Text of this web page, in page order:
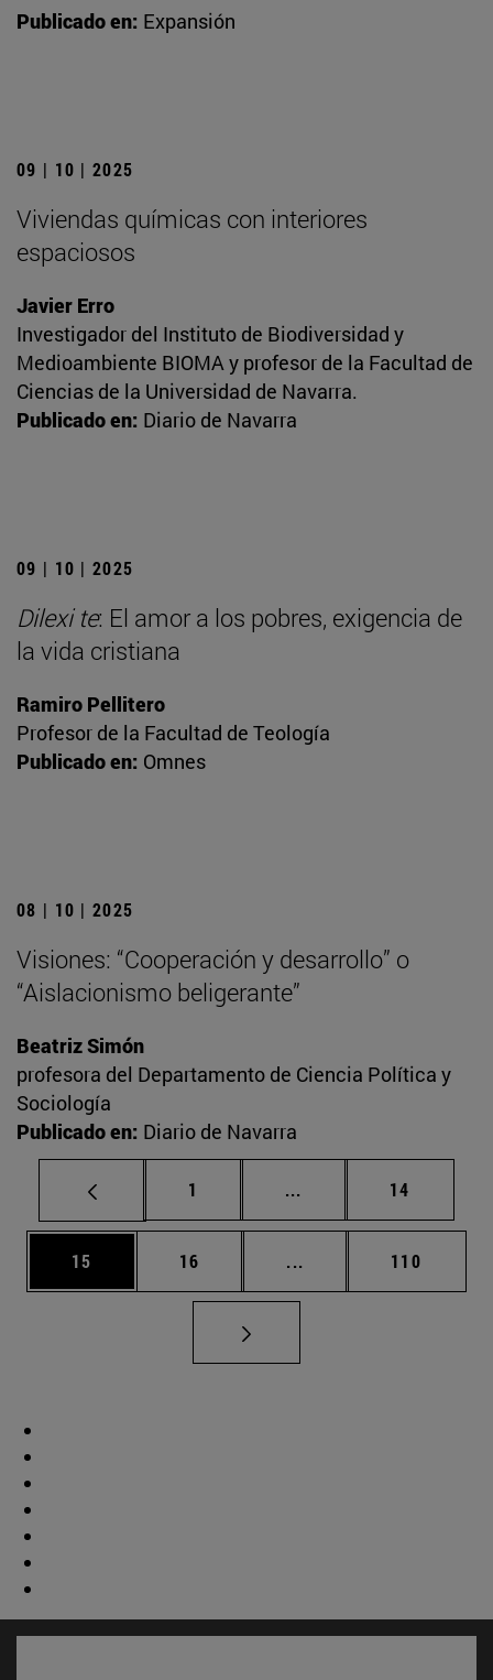
Publicado en: Expansión
09 | 10 | 2025
Viviendas químicas con interiores
espaciosos
Javier Erro
Investigador del Instituto de Biodiversidad y
Medioambiente BIOMA y profesor de la Facultad de
Ciencias de la Universidad de Navarra.
Publicado en: Diario de Navarra
09 | 10 | 2025
Dilexi te: El amor a los pobres, exigencia de
la vida cristiana
Ramiro Pellitero
Profesor de la Facultad de Teología
Publicado en: Omnes
08 | 10 | 2025
Visiones: “Cooperación y desarrollo” o
“Aislacionismo beligerante”
Beatriz Simón
profesora del Departamento de Ciencia Política y
Sociología
Publicado en: Diario de Navarra
Página
1 ... Páginas intermedias
Página
14
Página
15 Página
16 ... Páginas intermedias
Página
110